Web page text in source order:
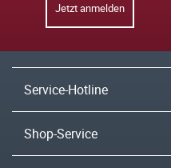
Jetzt anmelden
Service-Hotline
Shop-Service